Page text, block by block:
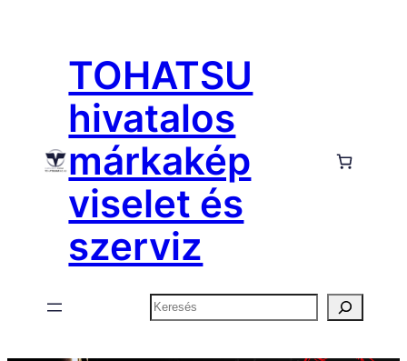
TOHATSU
hivatalos
márkakép
viselet és
szerviz
Keresés